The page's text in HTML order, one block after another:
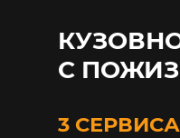
С
3